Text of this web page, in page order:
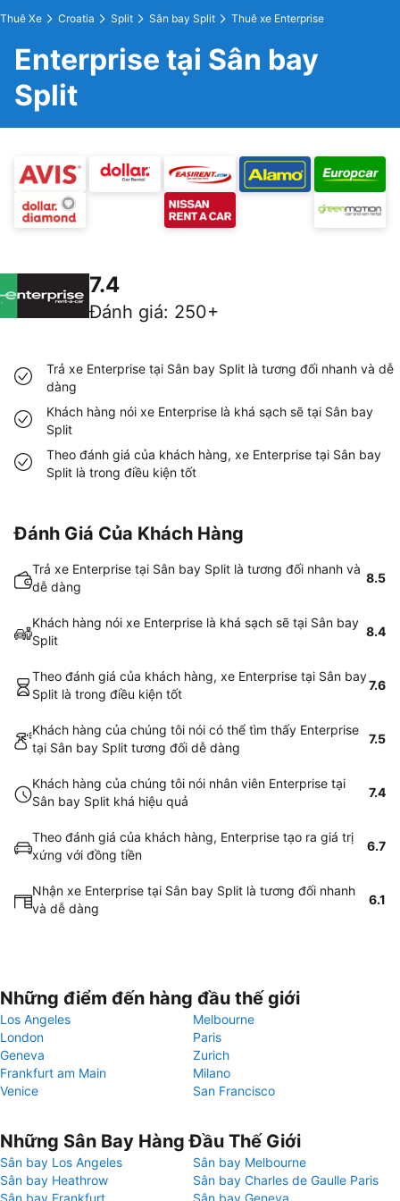
Thuê Xe Croatia Split Sân bay Split Thuê xe Enterprise
Enterprise tại Sân bay
Split
7.4
Đánh giá: 250+
Trả xe Enterprise tại Sân bay Split là tương đối nhanh và dễ
dàng
Khách hàng nói xe Enterprise là khá sạch sẽ tại Sân bay
Split
Theo đánh giá của khách hàng, xe Enterprise tại Sân bay
Split là trong điều kiện tốt
Đánh Giá Của Khách Hàng
Trả xe Enterprise tại Sân bay Split là tương đối nhanh và
dễ dàng
8.5
Khách hàng nói xe Enterprise là khá sạch sẽ tại Sân bay
Split
8.4
Theo đánh giá của khách hàng, xe Enterprise tại Sân bay
Split là trong điều kiện tốt
7.6
Khách hàng của chúng tôi nói có thể tìm thấy Enterprise
tại Sân bay Split tương đối dễ dàng
7.5
Khách hàng của chúng tôi nói nhân viên Enterprise tại
Sân bay Split khá hiệu quả
7.4
Theo đánh giá của khách hàng, Enterprise tạo ra giá trị
xứng với đồng tiền
6.7
Nhận xe Enterprise tại Sân bay Split là tương đối nhanh
và dễ dàng
6.1
Những điểm đến hàng đầu thế giới
Los Angeles
Melbourne
London
Paris
Geneva
Zurich
Frankfurt am Main
Milano
Venice
San Francisco
Những Sân Bay Hàng Đầu Thế Giới
Sân bay Los Angeles
Sân bay Melbourne
Sân bay Heathrow
Sân bay Charles de Gaulle Paris
Sân bay Frankfurt
Sân bay Geneva